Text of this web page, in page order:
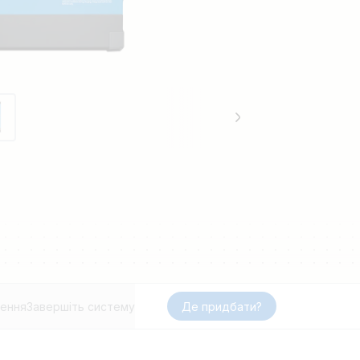
Завершіть систему Де придбати?